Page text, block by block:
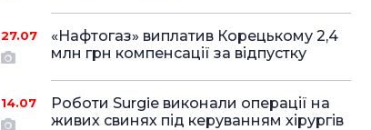
27.07
«Нафтогаз» виплатив Корецькому 2,4
млн грн компенсації за відпустку
14.07
Роботи Surgie виконали операції на
живих свинях під керуванням хірургів